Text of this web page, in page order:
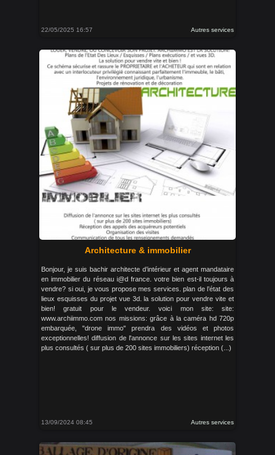
22/05/2025 16:57 Autres services
Architecture & immobilier
Bonjour, je suis bachir architecte d’intérieur et agent mandataire
en immobilier du réseau i@d france. votre bien est-il toujours à
vendre? si oui, je vous propose mes services. plan de l’état des
lieux esquisses du projet vue 3d. la solution pour vendre vite et
bien! gratuit pour le vendeur. voici mon site: site:
www.archiimmo.com nos missions: grâce à la caméra hd 720p
embarquée, "drone immo" prendra des vidéos et photos
exceptionnelles! diffusion de l'annonce sur les sites internet les
plus consultés ( sur plus de 200 sites immobiliers) réception (...)
13/09/2024 08:45 Autres services